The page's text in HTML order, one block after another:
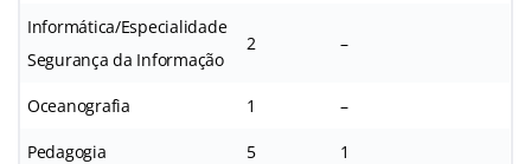
Informática/Especialidade
Segurança da Informação
2 –
Oceanografia 1 –
Pedagogia 5 1